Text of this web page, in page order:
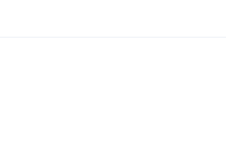
Puerto en Ciudad Real (Vídeo)